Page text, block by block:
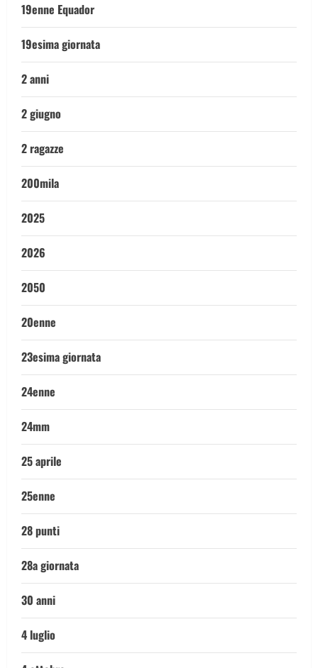
19enne Equador
19esima giornata
2 anni
2 giugno
2 ragazze
200mila
2025
2026
2050
20enne
23esima giornata
24enne
24mm
25 aprile
25enne
28 punti
28a giornata
30 anni
4 luglio